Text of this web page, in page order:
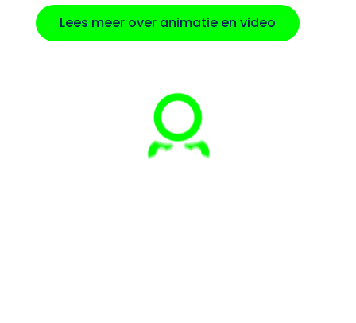
Lees meer over animatie en video